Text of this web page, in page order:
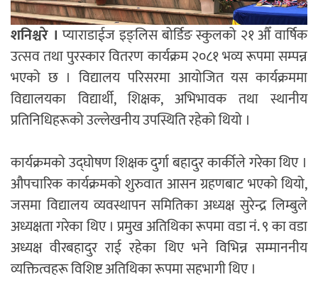
शनिश्चरे । प्याराडाईज इङ्लिस बोर्डिङ स्कुलको २१ औँ वार्षिक
उत्सव तथा पुरस्कार वितरण कार्यक्रम २०८१ भव्य रूपमा सम्पन्न
भएको छ । विद्यालय परिसरमा आयोजित यस कार्यक्रममा
विद्यालयका विद्यार्थी, शिक्षक, अभिभावक तथा स्थानीय
प्रतिनिधिहरूको उल्लेखनीय उपस्थिति रहेको थियो ।
कार्यक्रमको उद्घोषण शिक्षक दुर्गा बहादुर कार्कीले गरेका थिए ।
औपचारिक कार्यक्रमको शुरुवात आसन ग्रहणबाट भएको थियो,
जसमा विद्यालय व्यवस्थापन समितिका अध्यक्ष सुरेन्द्र लिम्बुले
अध्यक्षता गरेका थिए । प्रमुख अतिथिका रूपमा वडा नं. ९ का वडा
अध्यक्ष वीरबहादुर राई रहेका थिए भने विभिन्न सम्माननीय
व्यक्तित्वहरू विशिष्ट अतिथिका रूपमा सहभागी थिए ।